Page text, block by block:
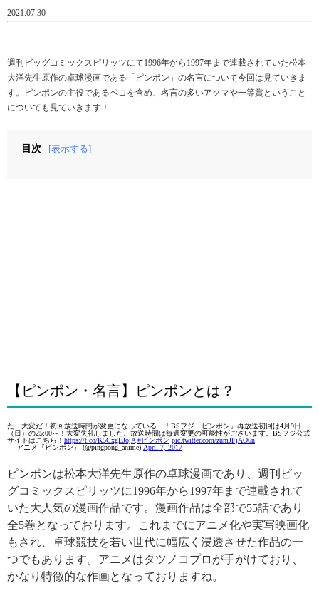
2021.07.30
週刊ビッグコミックスピリッツにて1996年から1997年まで連載されていた松本
大洋先生原作の卓球漫画である「ピンポン」の名言について今回は見ていきま
す。ピンポンの主役であるペコを含め、名言の多いアクマや一等賞ということ
についても見ていきます！
目次 [表示する]
【ピンポン・名言】ピンポンとは？
た、大変だ！初回放送時間が変更になっている…！BSフジ「ピンポン」再放送初回は4月9日
（日）の25:00～！大変失礼しました。放送時間は毎週変更の可能性がございます。BSフジ公式
サイトはこちら！ https://t.co/K5CxgEJojA #ピンポン pic.twitter.com/zumJFjAO6n
— アニメ『ピンポン』 (@pingpong_anime) April 7, 2017
ピンポンは松本大洋先生原作の卓球漫画であり、週刊ビッ
グコミックスピリッツに1996年から1997年まで連載されて
いた大人気の漫画作品です。漫画作品は全部で55話であり
全5巻となっております。これまでにアニメ化や実写映画化
もされ、卓球競技を若い世代に幅広く浸透させた作品の一
つでもあります。アニメはタツノコプロが手がけており、
かなり特徴的な作画となっておりますね。